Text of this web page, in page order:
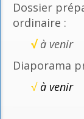
Dossier
ordinaire :
√ à venir
Diaporama
√à venir